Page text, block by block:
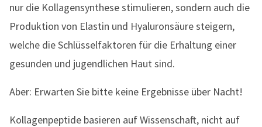
nur die Kollagensynthese stimulieren, sondern auch die
Produktion von Elastin und Hyaluronsäure steigern,
welche die Schlüsselfaktoren für die Erhaltung einer
gesunden und jugendlichen Haut sind.
Aber: Erwarten Sie bitte keine Ergebnisse über Nacht!
Kollagenpeptide basieren auf Wissenschaft, nicht auf